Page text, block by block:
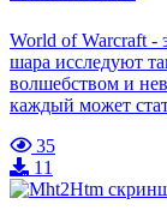
World of Warcraft -
шара исследуют
волшебством и
каждый может
35
11